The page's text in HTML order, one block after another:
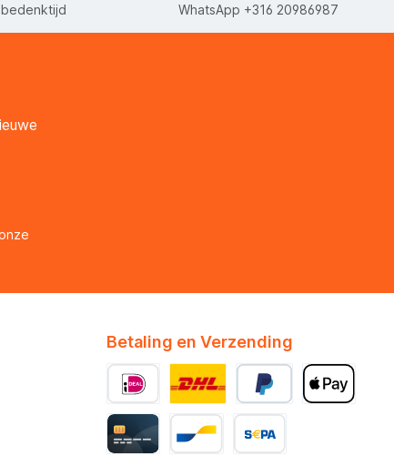
WhatsApp +316 20986987
Betaling en Verzending